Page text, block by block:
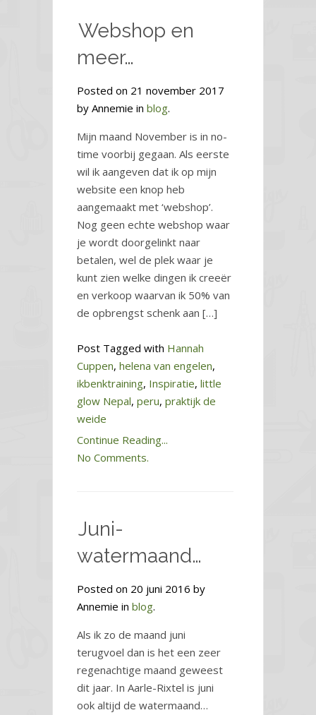
Webshop en
meer…
Posted on 21 november 2017
by Annemie in blog.
Mijn maand November is in no-
time voorbij gegaan. Als eerste
wil ik aangeven dat ik op mijn
website een knop heb
aangemaakt met ‘webshop’.
Nog geen echte webshop waar
je wordt doorgelinkt naar
betalen, wel de plek waar je
kunt zien welke dingen ik creeër
en verkoop waarvan ik 50% van
de opbrengst schenk aan […]
Post Tagged with Hannah
Cuppen, helena van engelen,
ikbenktraining, Inspiratie, little
glow Nepal, peru, praktijk de
weide
Continue Reading...
No Comments.
Juni-
watermaand…
Posted on 20 juni 2016 by
Annemie in blog.
Als ik zo de maand juni
terugvoel dan is het een zeer
regenachtige maand geweest
dit jaar. In Aarle-Rixtel is juni
ook altijd de watermaand…